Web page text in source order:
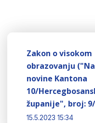
Zakon o visokom
obrazovanju
novine Kantona
10/
županije", broj:
15.5.2023 15:34